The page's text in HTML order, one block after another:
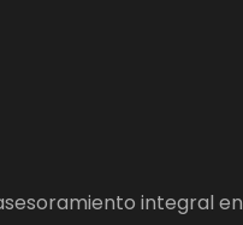
integral en